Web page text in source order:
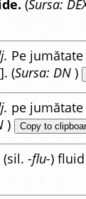
(Sursa:
Pe
]. (Sursa: DN )
pe
) Copy to
(sil.-flu-)